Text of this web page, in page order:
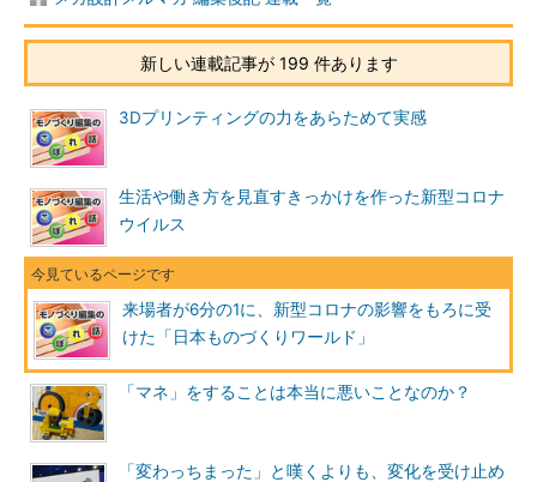
新しい連載記事が 199 件あります
3Dプリンティングの力をあらためて実感
生活や働き方を見直すきっかけを作った新型コロナ
ウイルス
来場者が6分の1に、新型コロナの影響をもろに受
けた「日本ものづくりワールド」
「マネ」をすることは本当に悪いことなのか？
「変わっちまった」と嘆くよりも、変化を受け止め